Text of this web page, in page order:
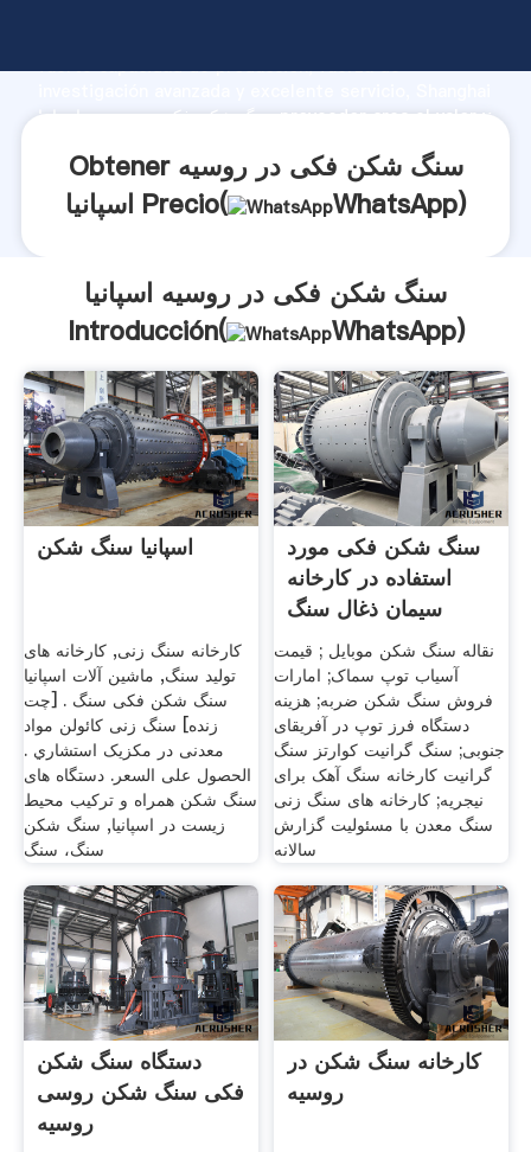
fuerte capacidad de producción, fuerza de
سنگ شکن فکی در روسیه اسپانیا proveedor crea el valor y
Obtener سنگ شکن فکی در روسیه
اسپانیا Precio(
WhatsApp)
سنگ شکن فکی در روسیه اسپانیا
Introducción(
WhatsApp)
اسپانیا سنگ شکن
کارخانه سنگ زنی, کارخانه های
تولید سنگ, ماشین آلات اسپانیا
سنگ شکن فکی سنگ . [چت
زنده] سنگ زنی کائولن مواد
معدنی در مکزیک استشاري .
الحصول على السعر. دستگاه های
سنگ شکن همراه و ترکیب محیط
زیست در اسپانیا, سنگ شکن
سنگ، سنگ
سنگ شکن فکی مورد
استفاده در کارخانه
سیمان ذغال سنگ
روسی
نقاله سنگ شکن موبایل ; قیمت
آسیاب توپ سماک; امارات
فروش سنگ شکن ضربه; هزینه
دستگاه فرز توپ در آفریقای
جنوبی; سنگ گرانیت کوارتز سنگ
گرانیت کارخانه سنگ آهک برای
نیجریه; کارخانه های سنگ زنی
سنگ معدن با مسئولیت گزارش
سالانه
دستگاه سنگ شکن
فکی سنگ شکن روسی
روسیه
کارخانه سنگ شکن در
روسیه